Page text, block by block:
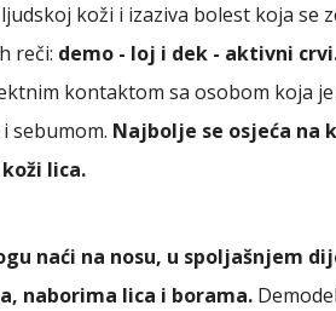
koži i izaziva bolest koja se
reči: demo - loj i dek - aktivni
kontaktom sa osobom koja je
sebumom. Najbolje se osjeća na
lica.
naći na nosu, u spoljašnjem
naborima lica i borama.